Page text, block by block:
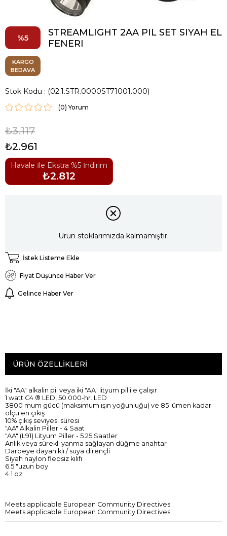
5
STREAMLIGHT 2AA PIL SET SIYAH EL
FENERI
KARGO
BEDAVA
Stok Kodu (02.1.STR.0000ST71001.000)
(0)
₺3.117
₺2.961
Havale İle Ekstra %5 İndirim
₺2.812
Ürün stoklarımızda kalmamıştır.
İstek Listeme Ekle
Fiyat Düşünce Haber Ver
Gelince Haber Ver
ÜRÜN ÖZELLIKLERI
İki "AA" alkalin pil veya iki "AA" lityum pil ile çalışır
1 watt C4 ® LED, 50.000-hr. LED
3800 mum gücü (maksimum ışın yoğunluğu) ve 85 lümen kadar
ölçülen çıkış
10% çıkış seviyesi süresi
"AA" Alkalin Piller - 4 Saat
"AA" (L91) Lityum Piller - 5.25 Saatler
Anlık veya sürekli yanma sağlayan düğme anahtar
Darbeye dayanıklı / suya dirençli
Siyah naylon flepsiz kılıfı
6.5 "uzun boy
4.1 oz.
Meets applicable European Community Directives
Meets applicable European Community Directives